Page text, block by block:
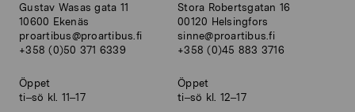
Gustav Wasas gata 11
10600 Ekenäs
proartibus@proartibus.fi
+358 (0)50 371 6339
Öppet
ti–sö kl. 11–17
Stora Robertsgatan 16
00120 Helsingfors
sinne@proartibus.fi
+358 (0)45 883 3716
Öppet
ti–sö kl. 12–17